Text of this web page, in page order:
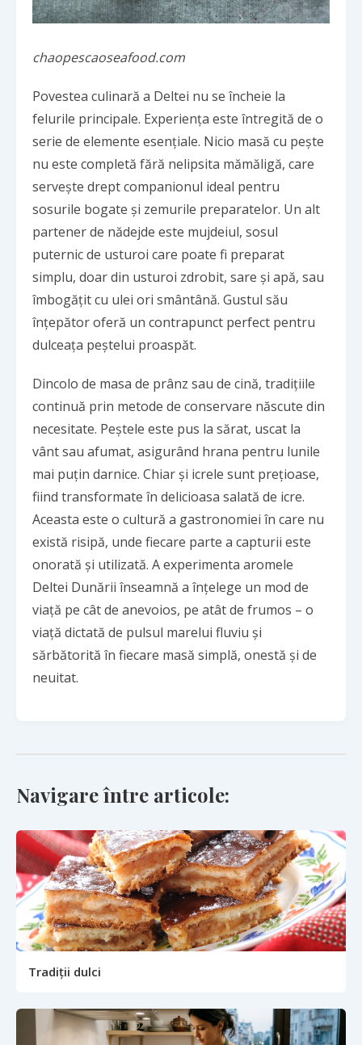
chaopescaoseafood.com
Povestea culinară a Deltei nu se încheie la
felurile principale. Experiența este întregită de o
serie de elemente esențiale. Nicio masă cu pește
nu este completă fără nelipsita mămăligă, care
servește drept companionul ideal pentru
sosurile bogate și zemurile preparatelor. Un alt
partener de nădejde este mujdeiul, sosul
puternic de usturoi care poate fi preparat
simplu, doar din usturoi zdrobit, sare și apă, sau
îmbogățit cu ulei ori smântână. Gustul său
înțepător oferă un contrapunct perfect pentru
dulceața peștelui proaspăt.
Dincolo de masa de prânz sau de cină, tradițiile
continuă prin metode de conservare născute din
necesitate. Peștele este pus la sărat, uscat la
vânt sau afumat, asigurând hrana pentru lunile
mai puțin darnice. Chiar și icrele sunt prețioase,
fiind transformate în delicioasa salată de icre.
Aceasta este o cultură a gastronomiei în care nu
există risipă, unde fiecare parte a capturii este
onorată și utilizată. A experimenta aromele
Deltei Dunării înseamnă a înțelege un mod de
viață pe cât de anevoios, pe atât de frumos – o
viață dictată de pulsul marelui fluviu și
sărbătorită în fiecare masă simplă, onestă și de
neuitat.
Navigare între articole:
Tradiții dulci